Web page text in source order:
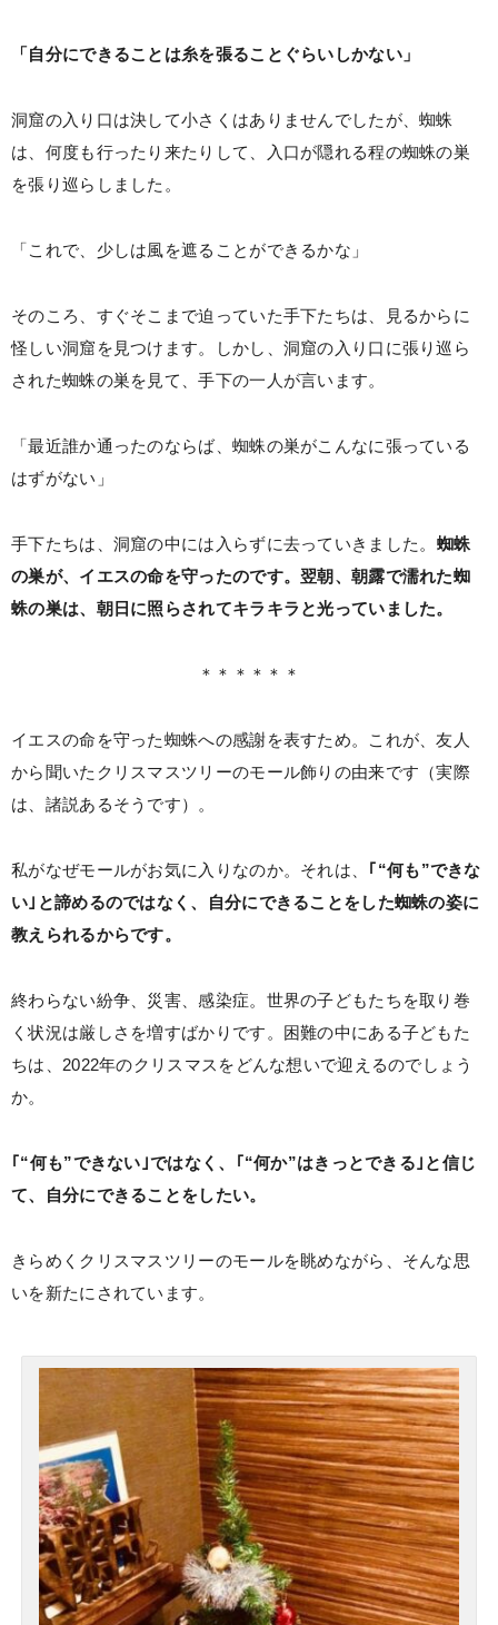
「自分にできることは糸を張ることぐらいしかない」
洞窟の入り口は決して小さくはありませんでしたが、蜘蛛
は、何度も行ったり来たりして、入口が隠れる程の蜘蛛の巣
を張り巡らしました。
「これで、少しは風を遮ることができるかな」
そのころ、すぐそこまで迫っていた手下たちは、見るからに
怪しい洞窟を見つけます。しかし、洞窟の入り口に張り巡ら
された蜘蛛の巣を見て、手下の一人が言います。
「最近誰か通ったのならば、蜘蛛の巣がこんなに張っている
はずがない」
手下たちは、洞窟の中には入らずに去っていきました。 蜘蛛
の巣が、イエスの命を守ったのです。翌朝、朝露で濡れた蜘
蛛の巣は、朝日に照らされてキラキラと光っていました。
＊＊＊＊＊＊
イエスの命を守った蜘蛛への感謝を表すため。これが、友人
から聞いたクリスマスツリーのモール飾りの由来です（実際
は、諸説あるそうです）。
私がなぜモールがお気に入りなのか。それは、 ｢“何も”できな
い｣と諦めるのではなく、自分にできることをした蜘蛛の姿に
教えられるからです。
終わらない紛争、災害、感染症。世界の子どもたちを取り巻
く状況は厳しさを増すばかりです。困難の中にある子どもた
ちは、2022年のクリスマスをどんな想いで迎えるのでしょう
か。
｢“何も”できない｣ではなく、｢“何か”はきっとできる｣と信じ
て、自分にできることをしたい。
きらめくクリスマスツリーのモールを眺めながら、そんな思
いを新たにされています。